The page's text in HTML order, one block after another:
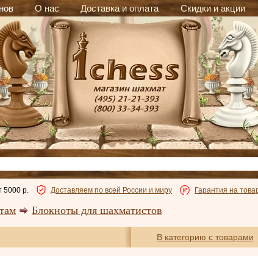
О нас Доставка и оплата Скидки и акции
5000 р. Доставляем по всей России и миру Гарантия на
Блокноты для шахматистов
В категорию с товарами